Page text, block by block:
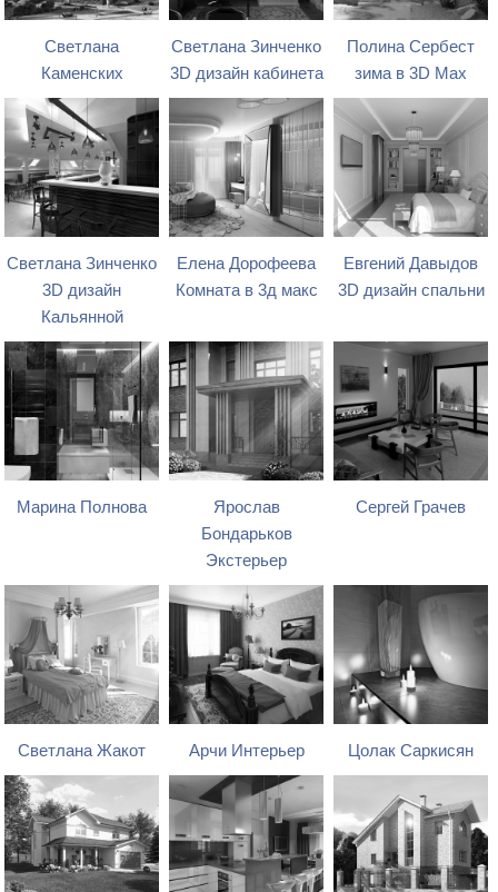
Светлана
Каменских
Светлана Зинченко
3D дизайн кабинета
Полина Сербест
зима в 3D Max
Светлана Зинченко
3D дизайн
Кальянной
Елена Дорофеева
Комната в 3д макс
Евгений Давыдов
3D дизайн спальни
Марина Полнова
Ярослав
Бондарьков
Экстерьер
Сергей Грачев
Светлана Жакот Арчи Интерьер Цолак Саркисян